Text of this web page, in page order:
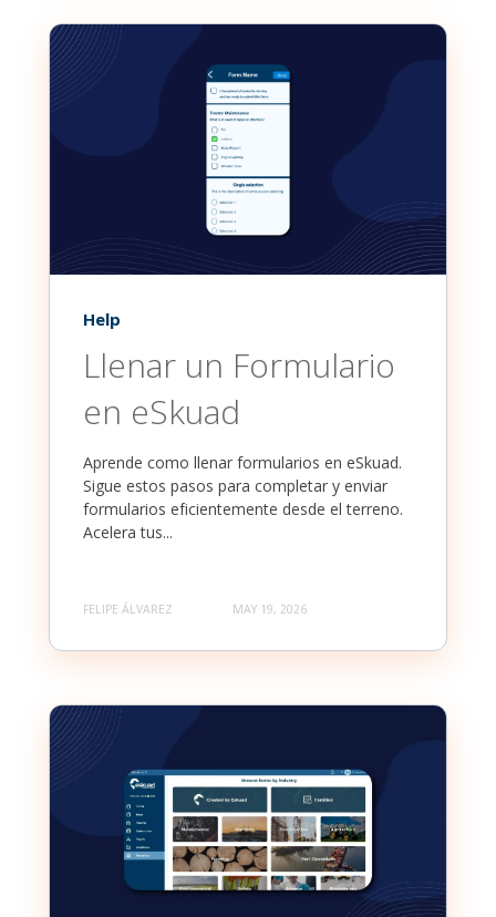
Help
Llenar un Formulario
en eSkuad
Aprende como llenar formularios en eSkuad.
Sigue estos pasos para completar y enviar
formularios eficientemente desde el terreno.
Acelera tus...
FELIPE ÁLVAREZ MAY 19, 2026